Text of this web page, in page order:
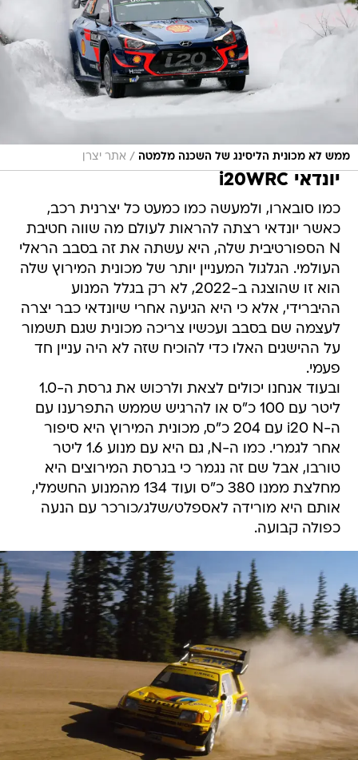
ממש לא מכונית הליסינג של השכנה מלמטה / אתר יצרן
יונדאי i20WRC
כמו סובארו, ולמעשה כמו כמעט כל יצרנית רכב,
כאשר יונדאי רצתה להראות לעולם מה שווה חטיבת
N הספורטיבית שלה, היא עשתה את זה בסבב הראלי
העולמי. הגלגול המעניין יותר של מכונית המירוץ שלה
הוא זו שהוצגה ב-2022, לא רק בגלל המנוע
ההיברידי, אלא כי היא הגיעה אחרי שיונדאי כבר יצרה
לעצמה שם בסבב ועכשיו צריכה מכונית שגם תשמור
על ההישגים האלו כדי להוכיח שזה לא היה עניין חד
פעמי.
ובעוד אנחנו יכולים לצאת ולרכוש את גרסת ה-1.0
ליטר עם 100 כ"ס או להרגיש שממש התפרענו עם
ה-i20 N עם 204 כ"ס, מכונית המירוץ היא סיפור
אחר לגמרי. כמו ה-N, גם היא עם מנוע 1.6 ליטר
טורבו, אבל שם זה נגמר כי בגרסת המירוצים היא
מחלצת ממנו 380 כ"ס ועוד 134 מהמנוע החשמלי,
אותם היא מורידה לאספלט/שלג/כורכר עם הנעה
כפולה קבועה.